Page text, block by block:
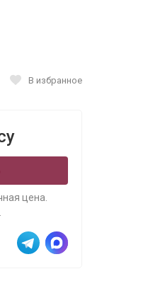
В избранное
цена.